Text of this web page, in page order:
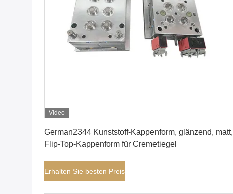
Video
German2344 Kunststoff-Kappenform, glänzend, matt,
Flip-Top-Kappenform für Cremetiegel
Erhalten Sie besten Preis